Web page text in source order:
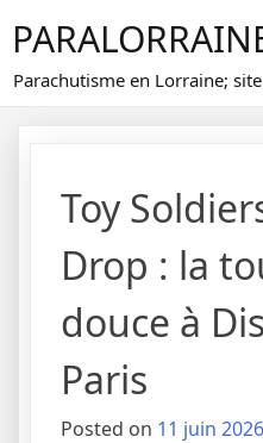
content
Parachutisme en Lorraine;
Toy
Drop : la
douce à
Paris
Posted on 11 juin 2026